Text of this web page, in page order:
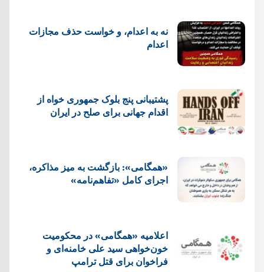
نه به اعدام، و خواست حذف مجازات
اعدام
پشتيبانی پنج بلوک جمهوری خواه از
اقدام جهانی برای صلح در ایران
«همگامی»: بازگشت به میز مذاکره،
اجرای کامل «تفاهم‌نامه»
اعلامیه «همگامی» در محکومیت
خون‌خواهی سید علی خامنه‌ای و
فراخوان برای قتل ترامپ